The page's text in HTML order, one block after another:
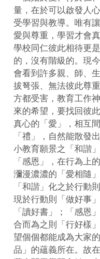
量，在於可以啟發人
受學習與教導。唯有
愛與尊重，學習才會
學校同仁彼此相待更
的，沒有階級的。現
會看到許多親、師、
拔弩張、無法彼此尊
方都受害，教育工作
來的希望，要找回彼
真心的「愛」，相互
「禮」，自然能散發
小教育願景之「和諧
「感恩」，在行為上
瀰漫濃濃的「愛相隨
「和諧」化之於行動
現於行動則「做好事
「讀好書」；「感恩
合而為之則「行好樣
望個個都能成為大家
品」的蘊義所在。故